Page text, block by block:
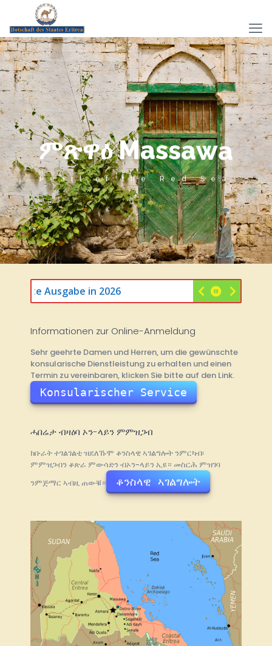
ምጽዋዕ Massawa
6te Ausgabe in 2026
Informationen zur Online-Anmeldung
Sehr geehrte Damen und Herren, um die gewünschte
konsularische Dienstleistung zu erhalten und einen
Termin zu vereinbaren, klicken Sie bitte auf den Link.
Konsularischer Service
ሓበሬታ ብዛዕባ ኦን-ላይን ምምዝጋብ
ክቡራት ተገልገልቲ ዝደለኹሞ ቆንስላዊ ኣገልግሎት ንምርካብ፡
ምምዝጋብን ቆጽራ ምውሳድን ብኦን-ላይን ኢዩ። መስርሕ ምዝገባ
ንምጅማር ኣብዚ ጠውቑ።
ቆንስላዊ ኣገልግሎት